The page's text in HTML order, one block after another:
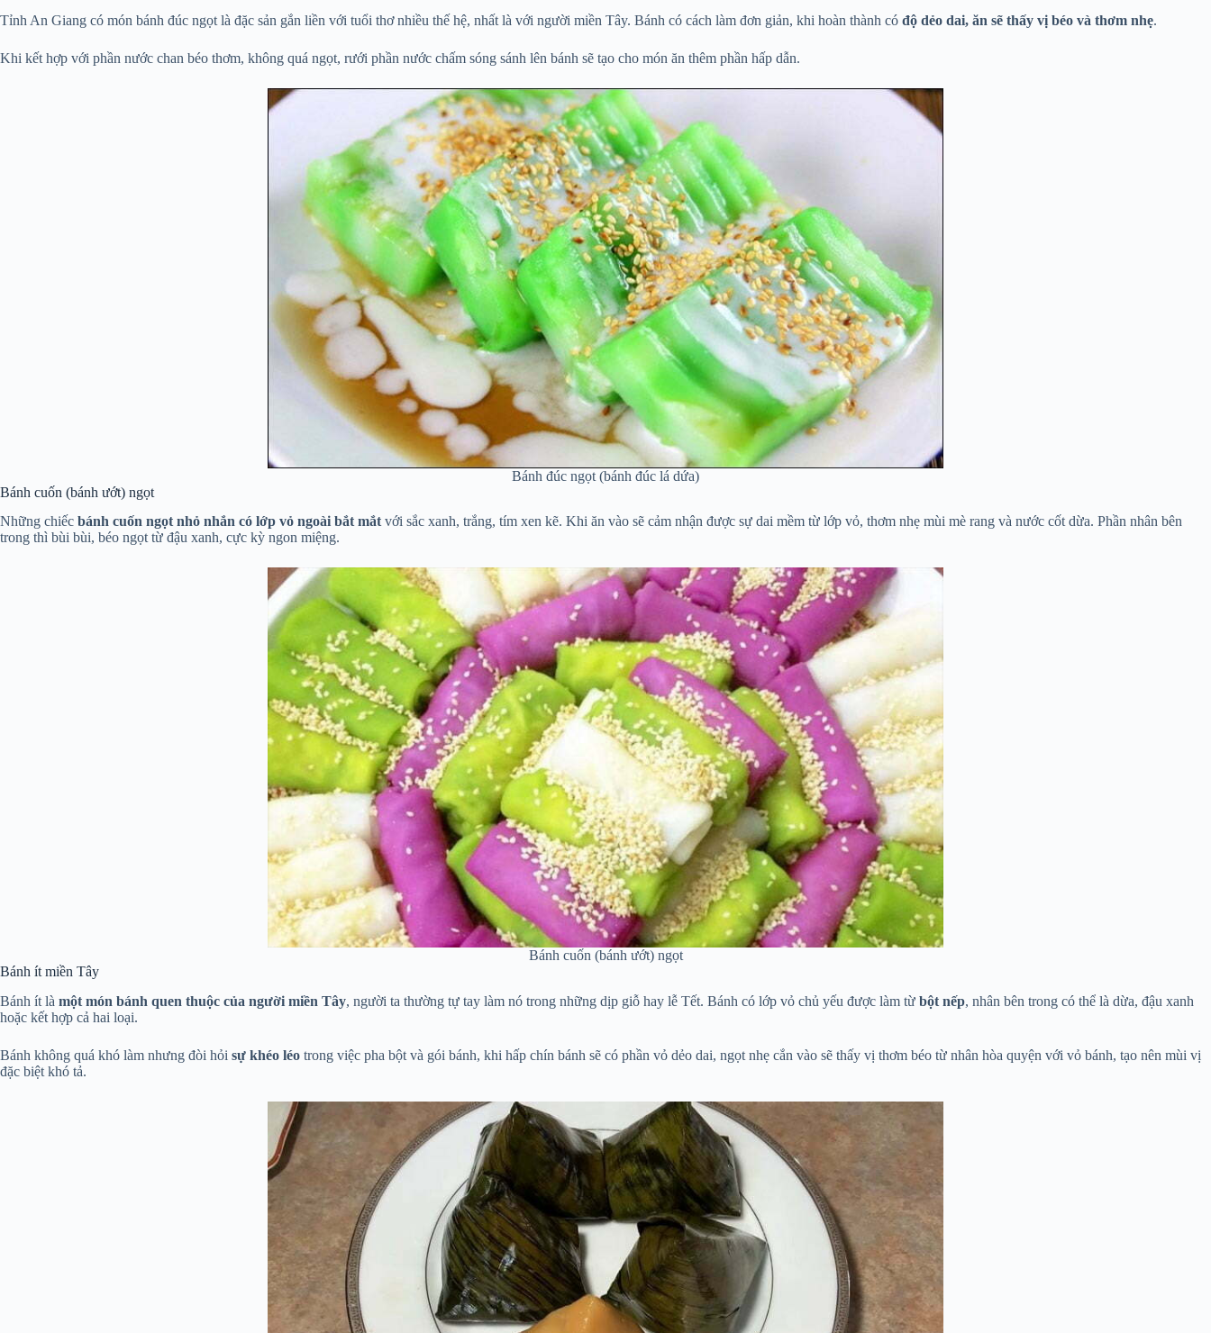
Tỉnh An Giang có món bánh đúc ngọt là đặc sản gắn liền với tuổi thơ nhiều thế hệ, nhất là với người miền Tây. Bánh có cách làm đơn giản, khi hoàn thành có độ dẻo dai, ăn sẽ thấy vị béo và thơm nhẹ.
Khi kết hợp với phần nước chan béo thơm, không quá ngọt, rưới phần nước chấm sóng sánh lên bánh sẽ tạo cho món ăn thêm phần hấp dẫn.
Bánh đúc ngọt (bánh đúc lá dứa)
Bánh cuốn (bánh ướt) ngọt
Những chiếc bánh cuốn ngọt nhỏ nhắn có lớp vỏ ngoài bắt mắtvới sắc xanh, trắng, tím xen kẽ. Khi ăn vào sẽ cảm nhận được sự dai mềm từ lớp vỏ, thơm nhẹ mùi mè rang và nước cốt dừa. Phần nhân bên
trong thì bùi bùi, béo ngọt từ đậu xanh, cực kỳ ngon miệng.
Bánh cuốn (bánh ướt) ngọt
Bánh ít miền Tây
Bánh ít là một món bánh quen thuộc của người miền Tây, người ta thường tự tay làm nó trong những dịp giỗ hay lễ Tết. Bánh có lớp vỏ chủ yếu được làm từ bột nếp, nhân bên trong có thể là dừa, đậu xanh
hoặc kết hợp cả hai loại.
Bánh không quá khó làm nhưng đòi hỏi sự khéo léo trong việc pha bột và gói bánh, khi hấp chín bánh sẽ có phần vỏ dẻo dai, ngọt nhẹ cắn vào sẽ thấy vị thơm béo từ nhân hòa quyện với vỏ bánh, tạo nên mùi vị
đặc biệt khó tả.